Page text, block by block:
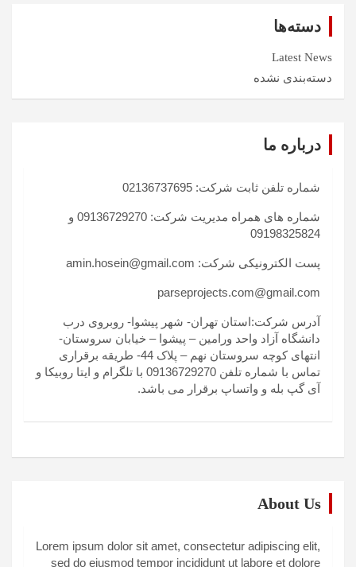
دسته‌ها
Latest News
دسته‌بندی نشده
درباره ما
شماره تلفن ثابت شرکت: 02136737695
شماره های همراه مدیریت شرکت: 09136729270 و
09198325824
پست الکترونیکی شرکت: amin.hosein@gmail.com
parseprojects.com@gmail.com
آدرس شرکت:استان تهران- شهر پیشوا- روبروی درب
دانشگاه آزاد واحد ورامین – پیشوا – خیابان سروستان-
انتهای کوچه سروستان نهم – پلاک 44- طریقه برقراری
تماس با شماره تلفن 09136729270 با تلگرام و ایتا روبیکا و
آی گپ بله و واتساپ برقرار می باشد.
About Us
Lorem ipsum dolor sit amet, consectetur adipiscing elit,
sed do eiusmod tempor incididunt ut labore et dolore